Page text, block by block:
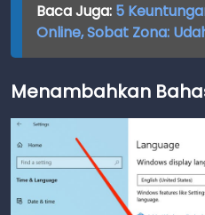
Baca Juga: 5
Online, Sobat Zona:
Menambahkan